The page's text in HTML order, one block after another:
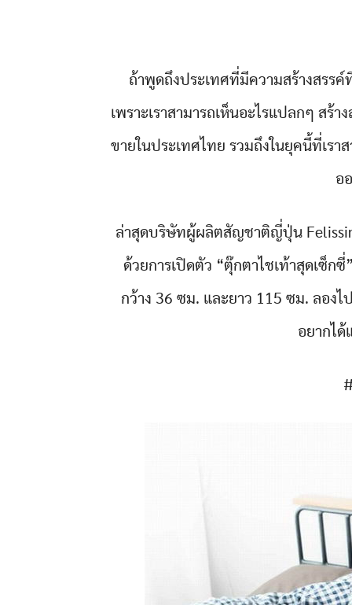
ถ้าพูดถึงประเทศที่มีความสร้างสรร
เพราะเราสามารถเห็นอะไรแปลกๆ สร้
ขายในประเทศไทย รวมถึงในยุคนี้ที่เรา
อ
ล่าสุดบริษัทผู้ผลิตสัญชาติญี่ปุ่น
ด้วยการเปิดตัว “ตุ๊กตาไชเท้าสุดเซ็ก
กว้าง 36 ซม. และยาว 115 ซม. ลอง
อยากไ